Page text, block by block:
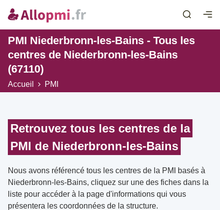
PMI Niederbronn-les-Bains - Tous les
centres de Niederbronn-les-Bains
(67110)
Accueil PMI
Retrouvez tous les centres de la
PMI de Niederbronn-les-Bains
Nous avons référencé tous les centres de la PMI basés à
Niederbronn-les-Bains, cliquez sur une des fiches dans la
liste pour accéder à la page d'informations qui vous
présentera les coordonnées de la structure.